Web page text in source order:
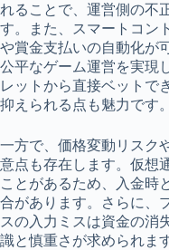
れることで、運営側の不
す。また、スマートコン
や賞金支払いの自動化が
公平なゲーム運営を実現
レットから直接ベットで
抑えられる点も魅力です。
一方で、価格変動リスク
意点も存在します。仮想
ことがあるため、入金時
合があります。さらに、
スの入力ミスは資金の消
識と慎重さが求められま